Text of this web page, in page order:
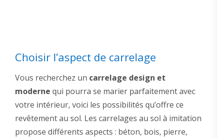
Choisir l’aspect de carrelage
Vous recherchez un carrelage design et
moderne qui pourra se marier parfaitement avec
votre intérieur, voici les possibilités qu’offre ce
revêtement au sol. Les carrelages au sol à imitation
propose différents aspects : béton, bois, pierre,